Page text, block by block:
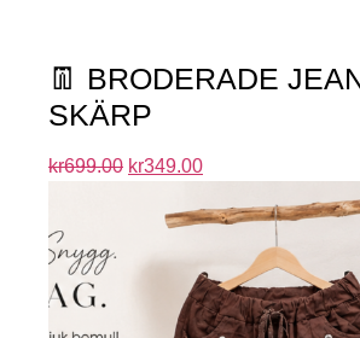
👖 BRODERADE
SKÄRP
kr699.00 kr349.00